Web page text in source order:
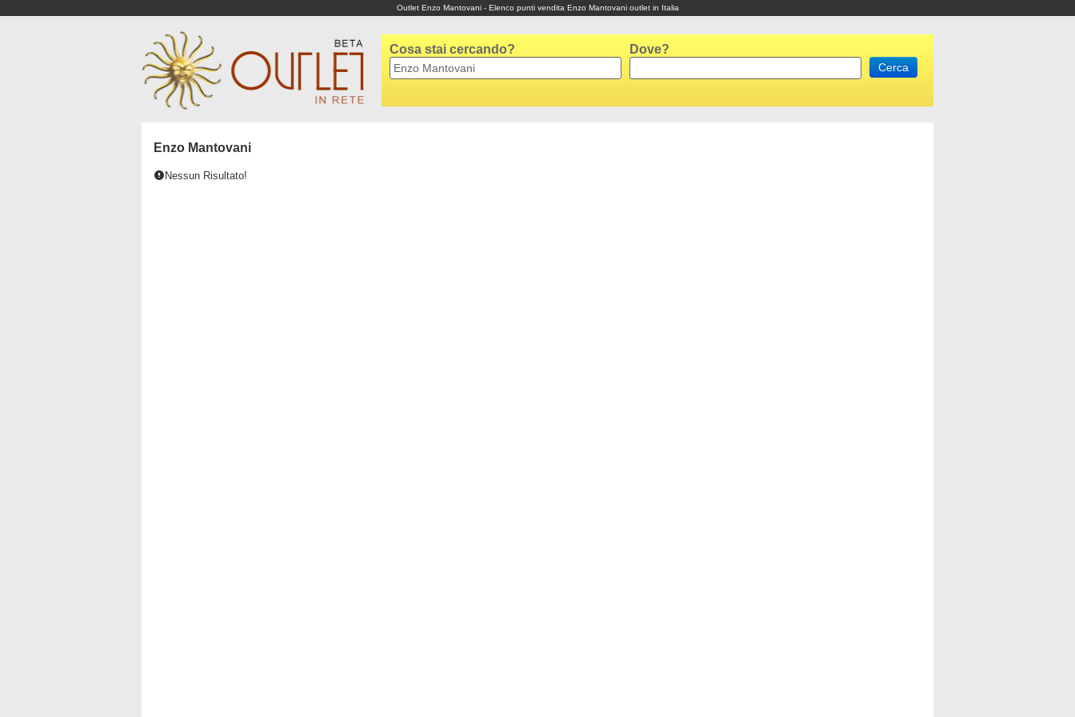
Outlet Enzo Mantovani - Elenco punti vendita Enzo Mantovani outlet in Italia
Cosa stai cercando? Dove?
Enzo Mantovani
Nessun Risultato!